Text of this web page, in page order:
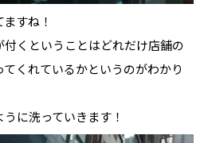
すね！
くということはどれだけ店舗の
くれているかというのがわかり
に洗っていきます！